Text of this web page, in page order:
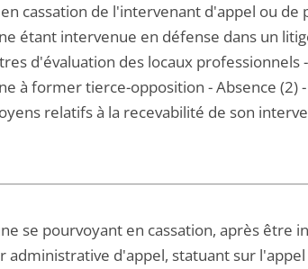
cassation de l'intervenant d'appel ou
étant intervenue en défense dans un
d'évaluation des locaux
à former tierce-opposition - Absence (2)
relatifs à la recevabilité de son
se pourvoyant en cassation, après être
administrative d'appel, statuant sur